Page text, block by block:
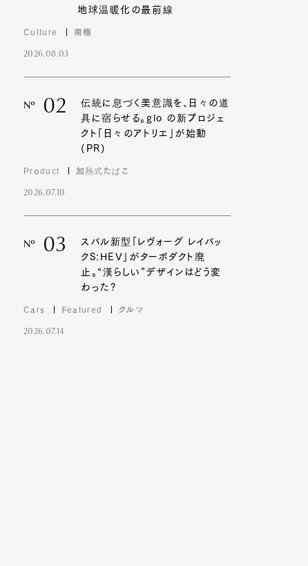
地球温暖化の最前線
Culture 南極
2026.08.03
Nº 02
伝統に息づく美意識を、日々の道
具に宿らせる。glo の新プロジェ
クト「日々のアトリエ」が始動
(PR)
Product 加熱式たばこ
2026.07.10
Nº 03
スバル新型「レヴォーグ レイバッ
クS:HEV」がターボダクト廃
止。“漢らしい”デザインはどう変
わった?
Cars Featured クルマ
2026.07.14